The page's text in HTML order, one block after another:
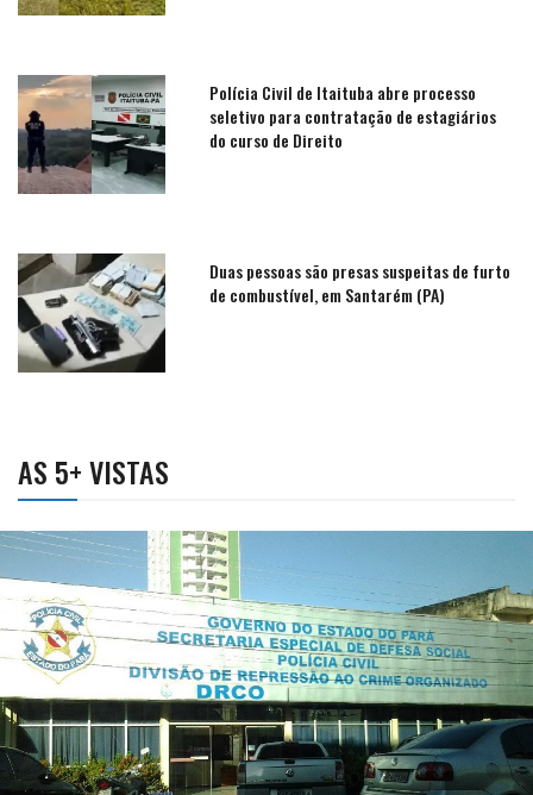
Polícia Civil de Itaituba abre processo
seletivo para contratação de estagiários
do curso de Direito
Duas pessoas são presas suspeitas de furto
de combustível, em Santarém (PA)
AS 5+ VISTAS